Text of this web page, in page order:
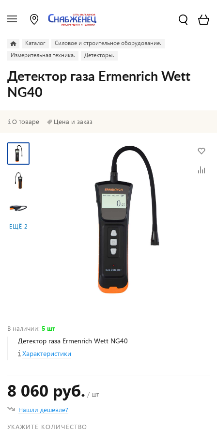
Каталог
Силовое и строительное оборудование.
Измерительная техника.
Детекторы.
Детектор газа Ermenrich Wett
NG40
О товаре Цена и заказ
ЕЩЁ 2
В наличии: 5 шт
Детектор газа Ermenrich Wett NG40
Характеристики
8 060 руб. / шт
Нашли дешевле?
УКАЖИТЕ КОЛИЧЕСТВО